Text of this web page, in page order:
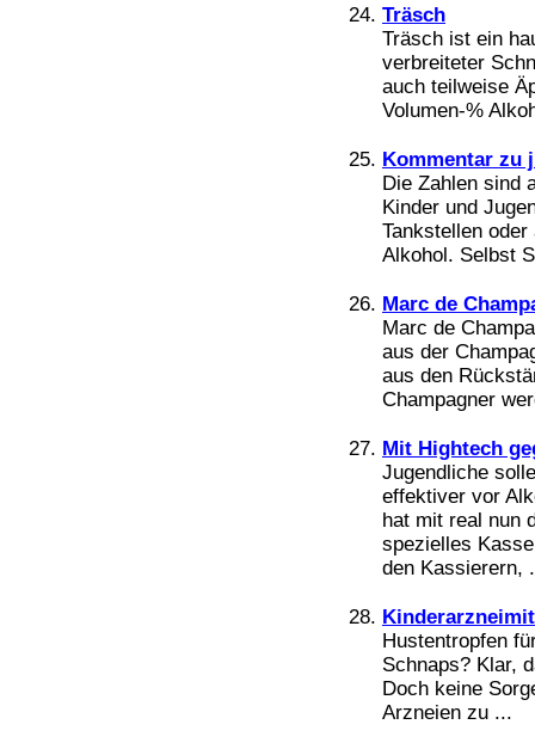
Träsch
Träsch ist ein
verbreiteter
auch teilweise
Volumen-%
Kommentar zu
Die Zahlen sind
Kinder und
Tankstellen
Alkohol. Selbst
Marc de
Marc de
aus der
aus den
Champagner
Mit Hightech
Jugendliche
effektiver vor
hat mit real nun
spezielles
den Kassierern,
Hustentropfen
Schnaps? Klar,
Doch keine
Arzneien zu ...